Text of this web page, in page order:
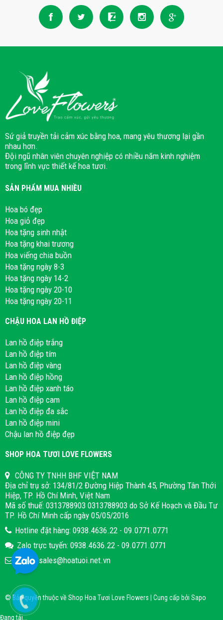
Sứ giả truyền tải cảm xúc bằng hoa, mang yêu thương lại gần
nhau hơn.
Đội ngũ nhân viên chuyên nghiệp có nhiều năm kinh nghiệm
trong lĩnh vực thiết kế hoa tươi.
SẢN PHẨM MUA NHIỀU
Hoa bó đẹp
Hoa giỏ đẹp
Hoa tặng sinh nhật
Hoa tặng khai trương
Hoa viếng chia buồn
Hoa tặng ngày 8-3
Hoa tặng ngày 14-2
Hoa tặng ngày 20-10
Hoa tặng ngày 20-11
CHẬU HOA LAN HỒ ĐIỆP
Lan hồ điệp trắng
Lan hồ điệp tím
Lan hồ điệp vàng
Lan hồ điệp hồng
Lan hồ điệp xanh táo
Lan hồ điệp cam
Lan hồ điệp đa sắc
Lan hồ điệp mini
Chậu lan hồ điệp đẹp
SHOP HOA TƯƠI LOVE FLOWERS
CÔNG TY TNHH BHF VIỆT NAM
Địa chỉ trụ sở: 134/81/2 Đường Hiệp Thành 45, Phường Tân Thới
Hiệp, TP. Hồ Chí Minh, Việt Nam
Mã số thuế: 0313788903 0313788903 do Sở Kế Hoạch và Đầu Tư
TP. Hồ Chí Minh cấp ngày 05/05/2016
Hotline đặt hàng: 0938.4636.22 - 09.0771.0771
Zalo trực tuyến: 0938.4636.22 - 09.0771.0771
Email: sales@hoatuoi.net.vn
© Bản quyền thuộc về Shop Hoa Tươi Love Flowers | Cung cấp bởi Sapo
Đang tải...